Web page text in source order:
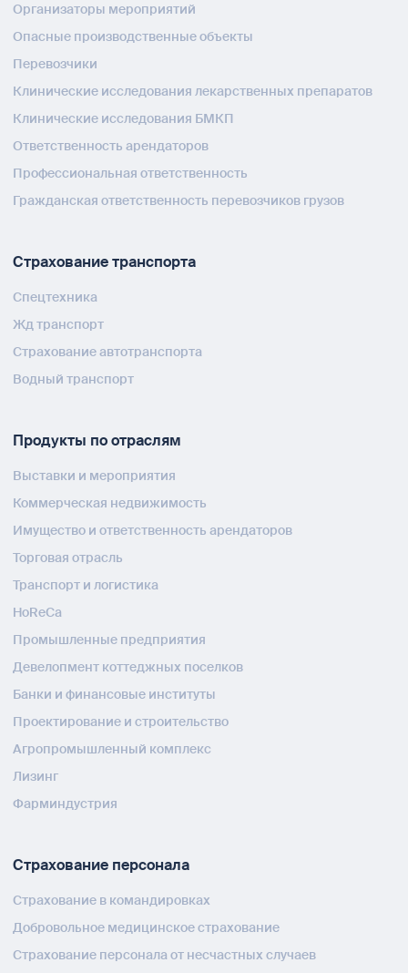
Организаторы мероприятий
Опасные производственные объекты
Перевозчики
Клинические исследования лекарственных препаратов
Клинические исследования БМКП
Ответственность арендаторов
Профессиональная ответственность
Гражданская ответственность перевозчиков грузов
Страхование транспорта
Спецтехника
Жд транспорт
Страхование автотранспорта
Водный транспорт
Продукты по отраслям
Выставки и мероприятия
Коммерческая недвижимость
Имущество и ответственность арендаторов
Торговая отрасль
Транспорт и логистика
HoReCa
Промышленные предприятия
Девелопмент коттеджных поселков
Банки и финансовые институты
Проектирование и строительство
Агропромышленный комплекс
Лизинг
Фарминдустрия
Страхование персонала
Страхование в командировках
Добровольное медицинское страхование
Страхование персонала от несчастных случаев